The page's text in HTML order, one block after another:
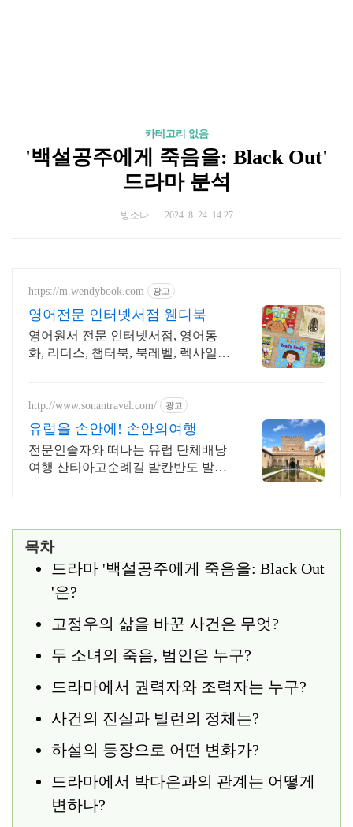
카테고리 없음
'백설공주에게 죽음을: Black Out'
드라마 분석
빙소나 2024. 8. 24. 14:27
https://m.wendybook.com 광고
영어전문 인터넷서점 웬디북
영어원서 전문 인터넷서점, 영어동
화, 리더스, 챕터북, 북레벨, 렉사일지
http://www.sonantravel.com/ 광고
유럽을 손안에! 손안의여행
전문인솔자와 떠나는 유럽 단체배낭
여행 산티아고순례길 발칸반도 발틱
목차
드라마 '백설공주에게 죽음을: Black Out
'은?
고정우의 삶을 바꾼 사건은 무엇?
두 소녀의 죽음, 범인은 누구?
드라마에서 권력자와 조력자는 누구?
사건의 진실과 빌런의 정체는?
하설의 등장으로 어떤 변화가?
드라마에서 박다은과의 관계는 어떻게
변하나?